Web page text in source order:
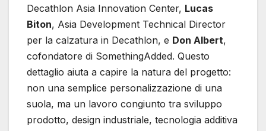
Decathlon Asia Innovation Center, Lucas
Biton, Asia Development Technical Director
per la calzatura in Decathlon, e Don Albert,
cofondatore di SomethingAdded. Questo
dettaglio aiuta a capire la natura del progetto:
non una semplice personalizzazione di una
suola, ma un lavoro congiunto tra sviluppo
prodotto, design industriale, tecnologia additiva